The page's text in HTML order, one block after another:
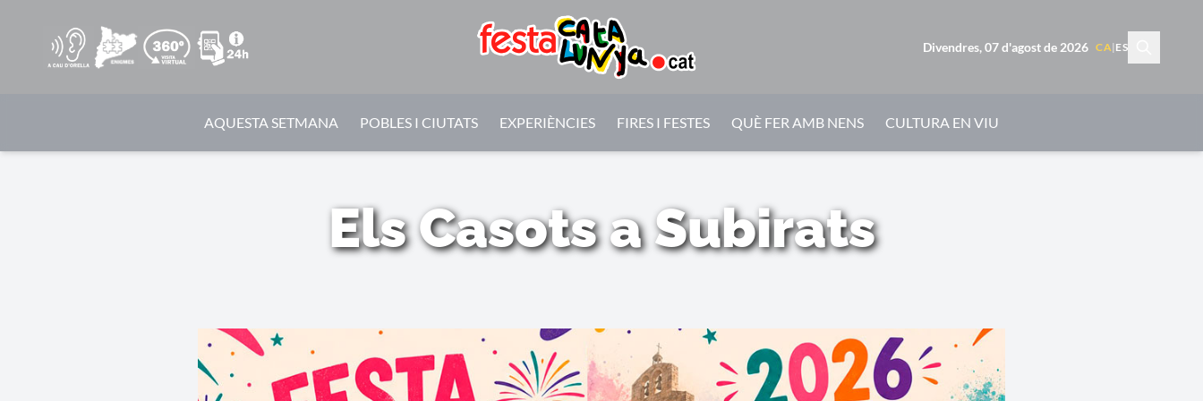
Divendres, 07 d'agost de 2026 CA| ES
AQUESTA SETMANA POBLES I CIUTATS EXPERIÈNCIES FIRES I FESTES QUÈ FER AMB NENS CULTURA EN VIU
Els Casots a Subirats